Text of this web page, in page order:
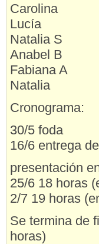
Carolina
Lucía
Natalia S
Anabel B
Fabiana A
Natalia
Cronograma:
30/5 foda
16/6 entrega
presentación
25/6 18 horas
2/7 19 horas
Se termina de
horas)